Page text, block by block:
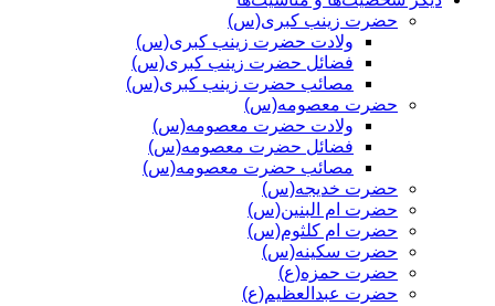
حضرت زینب کبری(س)
ولادت حضرت زینب کبری(س)
فضائل حضرت زینب کبری(س)
مصائب حضرت زینب کبری(س)
حضرت معصومه(س)
ولادت حضرت معصومه(س)
فضائل حضرت معصومه(س)
مصائب حضرت معصومه(س)
حضرت خدیجه(س)
حضرت ام البنین(س)
حضرت ام کلثوم(س)
حضرت سکینه(س)
حضرت حمزه(ع)
حضرت عبدالعظیم(ع)